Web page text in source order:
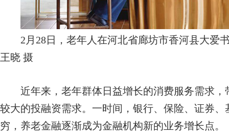
2月28日，老年人在河北省廊坊市香河县大爱
王晓 摄
近年来，老年群体日益增长的消费服务需求，
较大的投融资需求。一时间，银行、保险、证券
穷，养老金融逐渐成为金融机构新的业务增长点。